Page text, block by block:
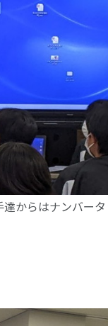
からはナンバー